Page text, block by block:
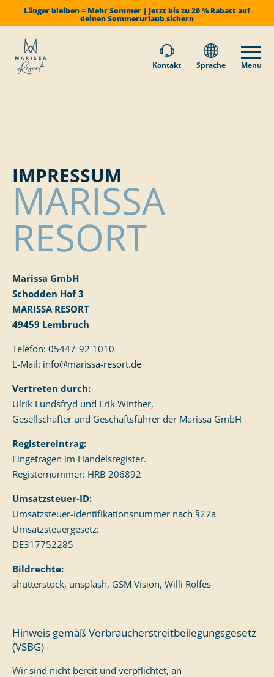
Länger bleiben = Mehr Sommer | Jetzt bis zu 20 % Rabatt auf
deinen Sommerurlaub sichern
Kontakt Sprache Menu
IMPRESSUM
MARISSA
RESORT
Marissa GmbH
Schodden Hof 3
MARISSA RESORT
49459 Lembruch
Telefon: 05447-92 1010
E-Mail: info@marissa-resort.de
Vertreten durch:
Ulrik Lundsfryd und Erik Winther,
Gesellschafter und Geschäftsführer der Marissa GmbH
Registereintrag:
Eingetragen im Handelsregister.
Registernummer: HRB 206892
Umsatzsteuer-ID:
Umsatzsteuer-Identifikationsnummer nach §27a
Umsatzsteuergesetz:
DE317752285
Bildrechte:
shutterstock, unsplash, GSM Vision, Willi Rolfes
Hinweis gemäß Verbraucherstreitbeilegungsgesetz
(VSBG)
Wir sind nicht bereit und verpflichtet, an